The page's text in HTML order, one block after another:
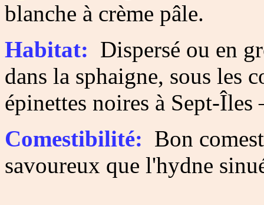
blanche à crème pâle.
Habitat: Dispersé ou en
dans la sphaigne, sous les
épinettes noires à Sept-
Comestibilité: Bon
savoureux que l'hydne